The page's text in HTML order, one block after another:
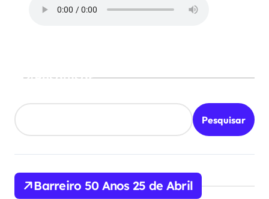
Pesquisar
Pesquisar
Barreiro 50 Anos 25 de Abril